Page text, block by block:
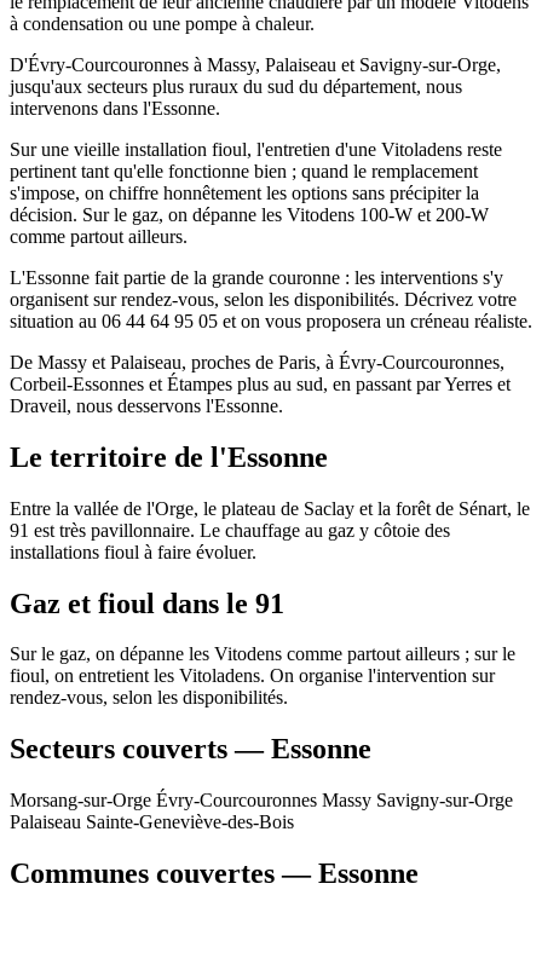
à condensation ou une pompe à chaleur.
D'Évry-Courcouronnes à Massy, Palaiseau et Savigny-sur-Orge,
jusqu'aux secteurs plus ruraux du sud du département, nous
intervenons dans l'Essonne.
Sur une vieille installation fioul, l'entretien d'une Vitoladens reste
pertinent tant qu'elle fonctionne bien ; quand le remplacement
s'impose, on chiffre honnêtement les options sans précipiter la
décision. Sur le gaz, on dépanne les Vitodens 100-W et 200-W
comme partout ailleurs.
L'Essonne fait partie de la grande couronne : les interventions s'y
organisent sur rendez-vous, selon les disponibilités. Décrivez votre
situation au 06 44 64 95 05 et on vous proposera un créneau réaliste.
De Massy et Palaiseau, proches de Paris, à Évry-Courcouronnes,
Corbeil-Essonnes et Étampes plus au sud, en passant par Yerres et
Draveil, nous desservons l'Essonne.
Le territoire de l'Essonne
Entre la vallée de l'Orge, le plateau de Saclay et la forêt de Sénart, le
91 est très pavillonnaire. Le chauffage au gaz y côtoie des
installations fioul à faire évoluer.
Gaz et fioul dans le 91
Sur le gaz, on dépanne les Vitodens comme partout ailleurs ; sur le
fioul, on entretient les Vitoladens. On organise l'intervention sur
rendez-vous, selon les disponibilités.
Secteurs couverts — Essonne
Morsang-sur-Orge Évry-Courcouronnes Massy Savigny-sur-Orge
Palaiseau Sainte-Geneviève-des-Bois
Communes couvertes — Essonne